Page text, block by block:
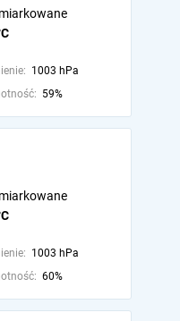
1003 hPa
59%
1003 hPa
60%